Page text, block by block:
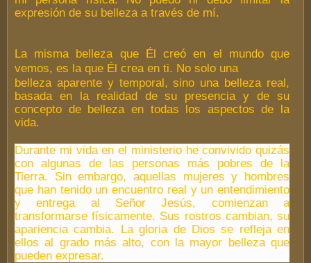
expresión de su belleza a través de mí.
La misma belleza que Él creó en el mundo que
vemos, es la que Él crea en ti. No solo una
belleza aparente y temporal, sino una belleza real,
basada en la realidad de su presencia y de su
concepto de belleza en todas los aspectos de la
vida.
Durante mi vida en el ministerio he convivido quizás
con algunas de las personas más pobres de la
Tierra. Sin embargo, aquellas mujeres y hombres
que han tenido un encuentro real y un entendimiento
y entrega al Señor Jesús, comienzan a
transformarse físicamente. Sus rostros cambian, su
apariencia cambia. La gloria de Dios se refleja en
ellos al grado más alto, con la mayor belleza que
pueden expresar.